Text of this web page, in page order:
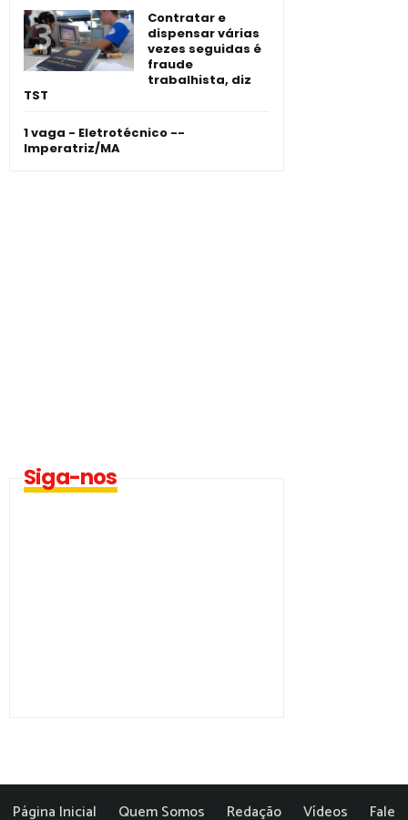
Contratar e
dispensar várias
vezes seguidas é
fraude
trabalhista, diz
TST
1 vaga - Eletrotécnico -­
Imperatriz/MA
Siga-nos
Página Inicial Quem Somos Redação Vídeos Fale